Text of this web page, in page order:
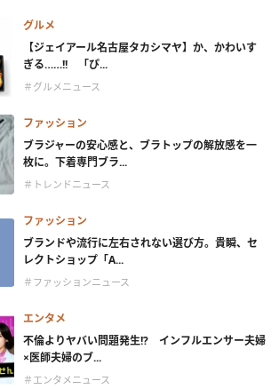
グルメ
【ジェイアール名古屋タカシマヤ】か、かわいす
ぎる……!! 「ぴ...
＃グルメニュース
ファッション
ブラジャーの安心感と、ブラトップの解放感を一
枚に。下着専門ブラ...
＃トレンドニュース
ファッション
ブランドや流行に左右されない選び方。貴瞬、セ
レクトショップ「A...
＃ファッションニュース
エンタメ
不倫よりヤバい問題発生!? インフルエンサー夫婦
×医師夫婦のブ...
＃エンタメニュース